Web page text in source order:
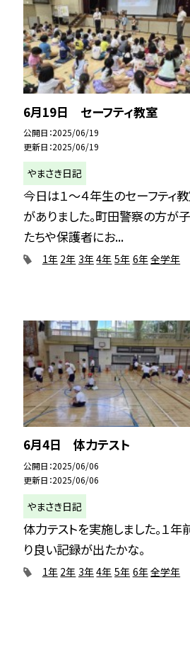
6月19日 セーフティ教室
公開日 2025/06/19
更新日 2025/06/19
やまさき日記
今日は１〜４年生のセーフティ
がありました。町田警察の方が
たちや保護者にお...
1年 2年 3年4年 5年 6年全学年
6月4日 体力テスト
公開日 2025/06/06
更新日 2025/06/06
やまさき日記
体力テストを実施しました。１年
り良い記録が出たかな。
1年 2年 3年4年 5年 6年全学年